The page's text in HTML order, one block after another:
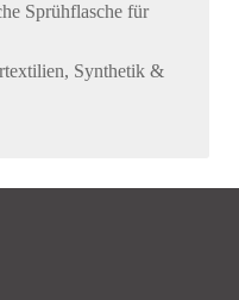
Sprühflasche für
Synthetik &